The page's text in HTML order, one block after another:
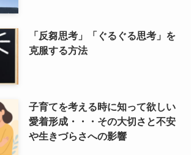
「反芻思考」「ぐるぐる思考」を
克服する方法
子育てを考える時に知って欲しい
愛着形成・・・その大切さと不安
や生きづらさへの影響